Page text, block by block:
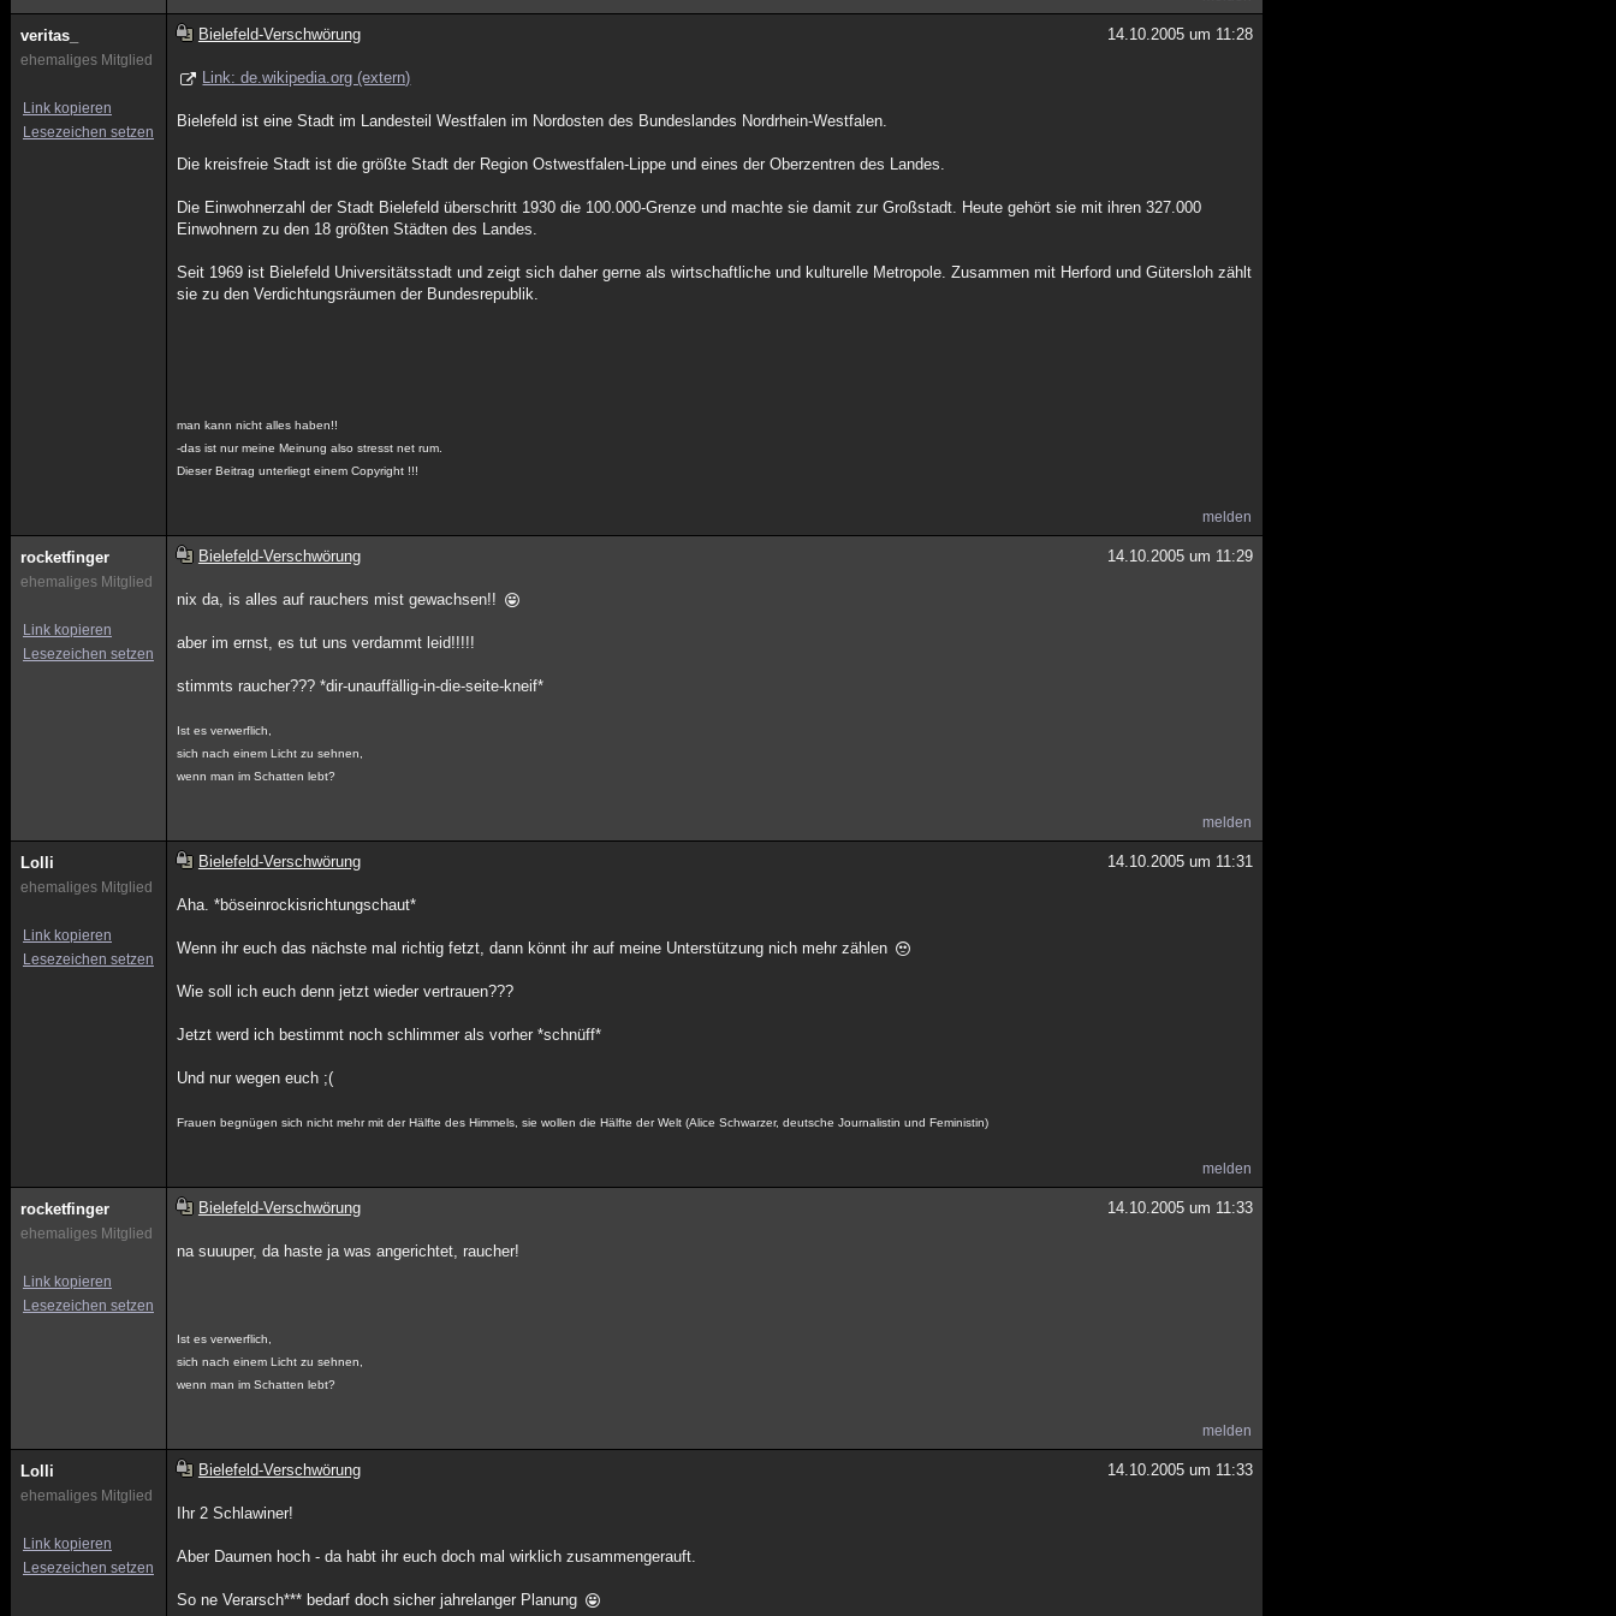
veritas_
ehemaliges Mitglied
Link kopieren
Lesezeichen setzen
Bielefeld-Verschwörung 14.10.2005 um 11:28
Link: de.wikipedia.org (extern)
Bielefeld ist eine Stadt im Landesteil Westfalen im Nordosten des Bundeslandes Nordrhein-Westfalen.
Die kreisfreie Stadt ist die größte Stadt der Region Ostwestfalen-Lippe und eines der Oberzentren des Landes.
Die Einwohnerzahl der Stadt Bielefeld überschritt 1930 die 100.000-Grenze und machte sie damit zur Großstadt. Heute gehört sie mit ihren 327.000
Einwohnern zu den 18 größten Städten des Landes.
Seit 1969 ist Bielefeld Universitätsstadt und zeigt sich daher gerne als wirtschaftliche und kulturelle Metropole. Zusammen mit Herford und Gütersloh zählt
sie zu den Verdichtungsräumen der Bundesrepublik.
man kann nicht alles haben!!
-das ist nur meine Meinung also stresst net rum.
Dieser Beitrag unterliegt einem Copyright !!!
melden
rocketfinger
ehemaliges Mitglied
Link kopieren
Lesezeichen setzen
Bielefeld-Verschwörung 14.10.2005 um 11:29
nix da, is alles auf rauchers mist gewachsen!!
aber im ernst, es tut uns verdammt leid!!!!!
stimmts raucher??? *dir-unauffällig-in-die-seite-kneif*
Ist es verwerflich,
sich nach einem Licht zu sehnen,
wenn man im Schatten lebt?
melden
Lolli
ehemaliges Mitglied
Link kopieren
Lesezeichen setzen
Bielefeld-Verschwörung 14.10.2005 um 11:31
Aha. *böseinrockisrichtungschaut*
Wenn ihr euch das nächste mal richtig fetzt, dann könnt ihr auf meine Unterstützung nich mehr zählen
Wie soll ich euch denn jetzt wieder vertrauen???
Jetzt werd ich bestimmt noch schlimmer als vorher *schnüff*
Und nur wegen euch ;(
Frauen begnügen sich nicht mehr mit der Hälfte des Himmels, sie wollen die Hälfte der Welt (Alice Schwarzer, deutsche Journalistin und Feministin)
melden
rocketfinger
ehemaliges Mitglied
Link kopieren
Lesezeichen setzen
Bielefeld-Verschwörung 14.10.2005 um 11:33
na suuuper, da haste ja was angerichtet, raucher!
Ist es verwerflich,
sich nach einem Licht zu sehnen,
wenn man im Schatten lebt?
melden
Lolli
ehemaliges Mitglied
Link kopieren
Lesezeichen setzen
Bielefeld-Verschwörung 14.10.2005 um 11:33
Ihr 2 Schlawiner!
Aber Daumen hoch - da habt ihr euch doch mal wirklich zusammengerauft.
So ne Verarsch*** bedarf doch sicher jahrelanger Planung